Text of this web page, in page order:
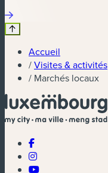
Accueil
/Visites & activités
/ Marchés locaux